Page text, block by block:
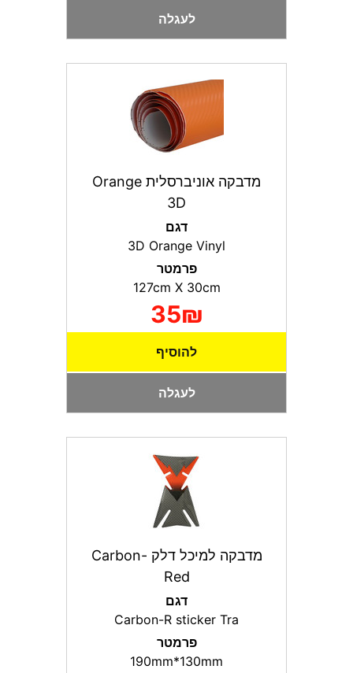
לעגלה
מדבקה אוניברסלית Orange
3D
דגם
פרמטר
35₪
להוסיף
לעגלה
מדבקה למיכל דלק Carbon-
Red
דגם
פרמטר